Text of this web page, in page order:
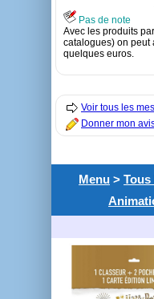
Pas de note
Avec les produits
catalogues) on peut
quelques euros.
Voir tous les
Donner mon
Menu > Tous